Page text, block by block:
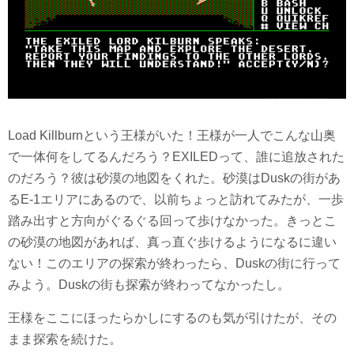
Load Killburnという王様がいた！王様が一人でこんな山奥
で一体何をしてるんだろう？EXILEDって、誰に追放された
のだろう？彼は砂漠の地図をくれた。砂漠はDuskの街があ
るE-1エリアにあるので、以前ちょっと訪れてみたが、一歩
踏み出すと方向がぐるぐる回って歩けなかった。きっとこ
の砂漠の地図があれば、真っ直ぐ歩けるようになるに違い
ない！このエリアの探索が終わったら、Duskの街に行って
みよう。Duskの街も探索が終わってなかったし。
王様をここにほったらかしにするのも気が引けたが、その
まま探索を続けた。